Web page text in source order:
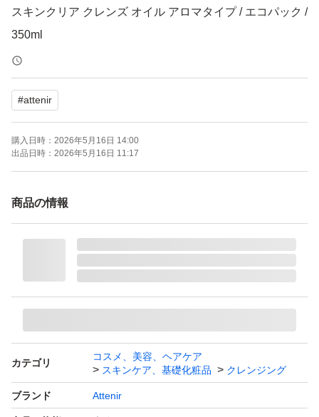
スキンクリア クレンズ オイル アロマタイプ / エコパック /
350ml
アテニア / Attenir
【商品名】スキンクリア クレンズ オイル アロマタイプ エ
コパック
【購入日】2026年5月
※簡易梱包での発送となります。
※潰れ等に不安がある場合、発送方法の変更を＋料金で可
能です。ご購入前にコメントいただければ対応させていた
だきます。
#attenir
購入日時： 2026年5月16日 14:00
出品日時： 2026年5月16日 11:17
商品の情報
カテゴリ
コスメ、美容、ヘアケア
スキンケア、基礎化粧品
クレンジング
ブランド Attenir